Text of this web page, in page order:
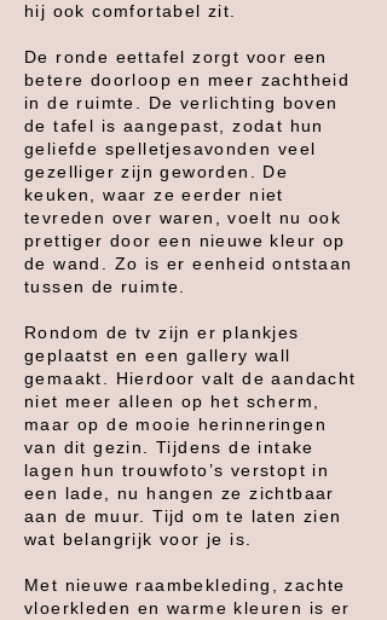
hij ook comfortabel zit.
De ronde eettafel zorgt voor een
betere doorloop en meer zachtheid
in de ruimte. De verlichting boven
de tafel is aangepast, zodat hun
geliefde spelletjesavonden veel
gezelliger zijn geworden. De
keuken, waar ze eerder niet
tevreden over waren, voelt nu ook
prettiger door een nieuwe kleur op
de wand. Zo is er eenheid ontstaan
tussen de ruimte.
Rondom de tv zijn er plankjes
geplaatst en een gallery wall
gemaakt. Hierdoor valt de aandacht
niet meer alleen op het scherm,
maar op de mooie herinneringen
van dit gezin. Tijdens de intake
lagen hun trouwfoto’s verstopt in
een lade, nu hangen ze zichtbaar
aan de muur. Tijd om te laten zien
wat belangrijk voor je is.
Met nieuwe raambekleding, zachte
vloerkleden en warme kleuren is er